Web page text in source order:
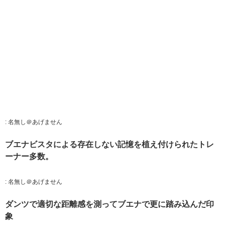
: 名無し＠あげません
ブエナビスタによる存在しない記憶を植え付けられたトレ
ーナー多数。
: 名無し＠あげません
ダンツで適切な距離感を測ってブエナで更に踏み込んだ印
象